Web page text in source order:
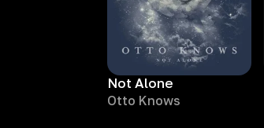
Not Alone
Otto Knows